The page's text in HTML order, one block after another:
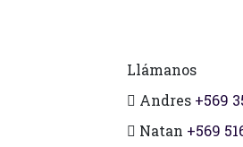
Llámanos
Andres +569
Natan +569